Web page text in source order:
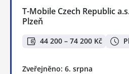
T-Mobile Czech Republic
Plzeň
44 200 – 74 200 Kč
Zveřejněno: 6. srpna